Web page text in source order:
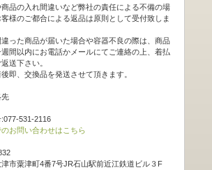
品の入れ間違いなど弊社の責任による不備の場
様のご都合による返品は原則として受付致しま
った商品が届いた場合や容器不良の際は、商品
間以内にお電話かメールにてご連絡の上、着払
送下さい。
即、交換品を発送させて頂きます。
先
531-2116
のお問い合わせはこちら
市粟津町4番7号JR石山駅前近江鉄道ビル３F